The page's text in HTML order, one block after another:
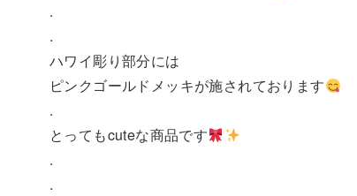
.
.
ハワイ彫り部分には
ピンクゴールドメッキが施されております
.
とってもcuteな商品です
.
.